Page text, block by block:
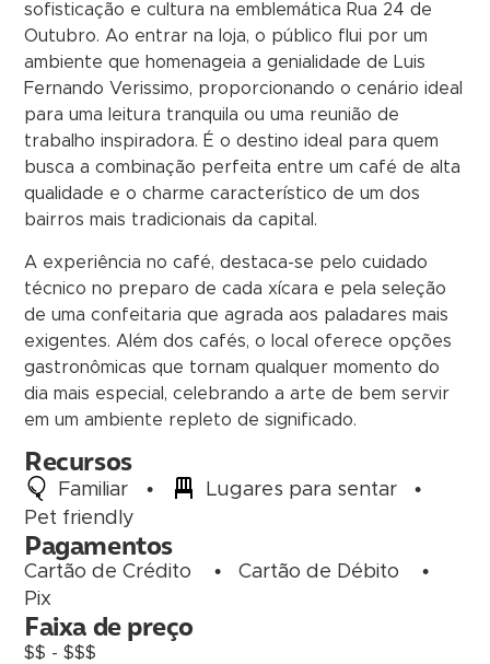
sofisticação e cultura na emblemática Rua 24 de
Outubro. Ao entrar na loja, o público flui por um
ambiente que homenageia a genialidade de Luis
Fernando Verissimo, proporcionando o cenário ideal
para uma leitura tranquila ou uma reunião de
trabalho inspiradora. É o destino ideal para quem
busca a combinação perfeita entre um café de alta
qualidade e o charme característico de um dos
bairros mais tradicionais da capital.
A experiência no café, destaca-se pelo cuidado
técnico no preparo de cada xícara e pela seleção
de uma confeitaria que agrada aos paladares mais
exigentes. Além dos cafés, o local oferece opções
gastronômicas que tornam qualquer momento do
dia mais especial, celebrando a arte de bem servir
em um ambiente repleto de significado.
Recursos
Familiar • Lugares para sentar
•
Pet friendly
Pagamentos
Cartão de Crédito • Cartão de Débito
•
Pix
Faixa de preço
$$ - $$$